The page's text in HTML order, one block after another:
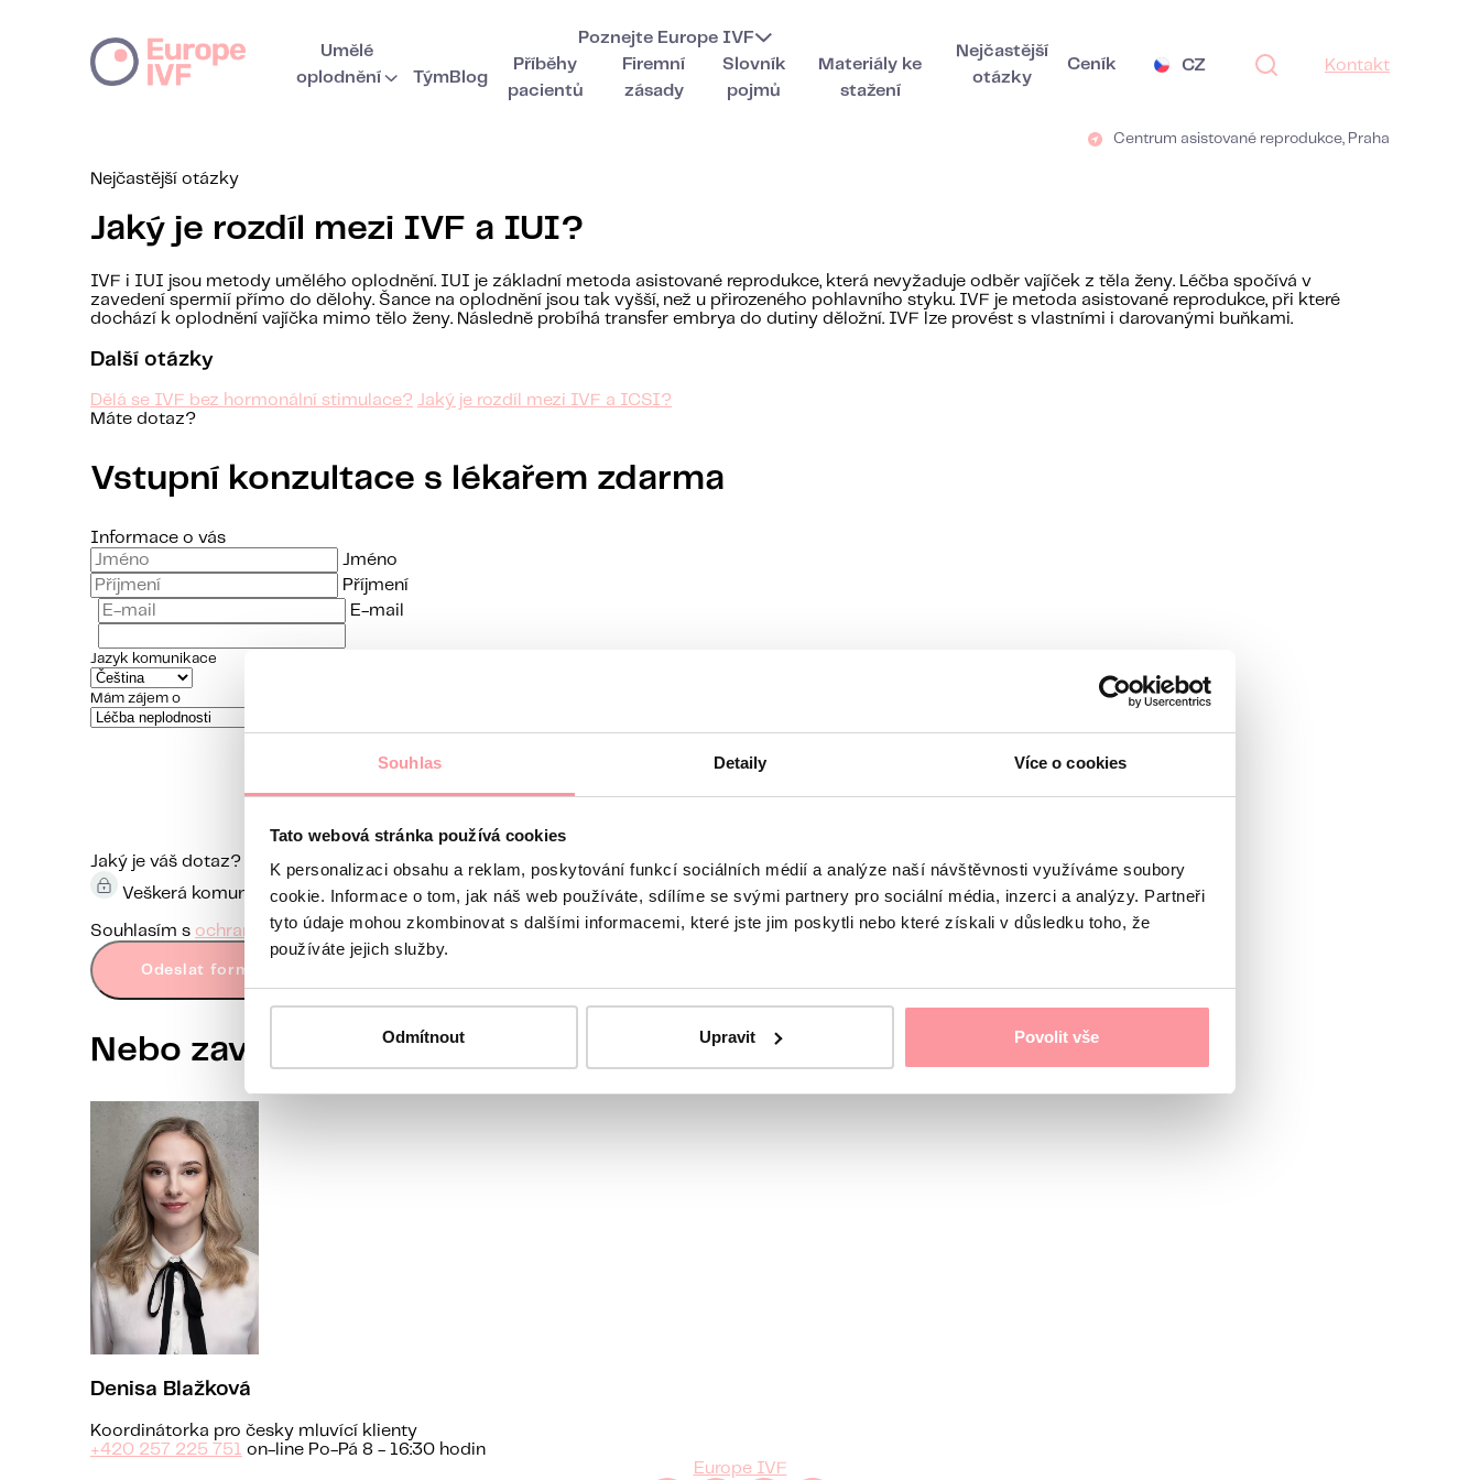
Souhlas Detaily Více o cookies
Tato webová stránka používá cookies
K personalizaci obsahu a reklam, poskytování funkcí sociálních médií a analýze naší návštěvnosti využíváme soubory
cookie. Informace o tom, jak náš web používáte, sdílíme se svými partnery pro sociální média, inzerci a analýzy. Partneři
tyto údaje mohou zkombinovat s dalšími informacemi, které jste jim poskytli nebo které získali v důsledku toho, že
používáte jejich služby.
Odmítnout Upravit Povolit vše
Umělé
oplodnění
Poznejte Europe IVF
TýmBlog
Příběhy
pacientů
Firemní
zásady
Slovník
pojmů
Materiály ke
stažení
Nejčastější
otázky
Ceník CZ Kontakt
Centrum asistované reprodukce, Praha
Nejčastější otázky
Jaký je rozdíl mezi IVF a IUI?
IVF i IUI jsou metody umělého oplodnění. IUI je základní metoda asistované reprodukce, která nevyžaduje odběr vajíček z těla ženy. Léčba spočívá v
zavedení spermií přímo do dělohy. Šance na oplodnění jsou tak vyšší, než u přirozeného pohlavního styku. IVF je metoda asistované reprodukce, při které
dochází k oplodnění vajíčka mimo tělo ženy. Následně probíhá transfer embrya do dutiny děložní. IVF lze provést s vlastními i darovanými buňkami.
Další otázky
Dělá se IVF bez hormonální stimulace? Jaký je rozdíl mezi IVF a ICSI?
Máte dotaz?
Vstupní konzultace s lékařem zdarma
Informace o vás
Jméno
Příjmení
E-mail
Jazyk komunikace
Mám zájem o
Jaký je váš dotaz?
Komunikace je maximálně diskrétní, nebojte se zeptat na cokoliv
Veškerá komunikace je šifrována pomocí SSL a řídí se pravidly našichZásad ochrany osobních údajů
Souhlasím s ochranou osobních údajů Bez vašeho souhlasu nelze formulář odeslat
Odeslat formulář
Nebo zavolejte naší koordinátorce
Denisa Blažková
Koordinátorka pro česky mluvící klienty
+420 257 225 751
on-line Po-Pá 8 - 16:30 hodin
Europe IVF